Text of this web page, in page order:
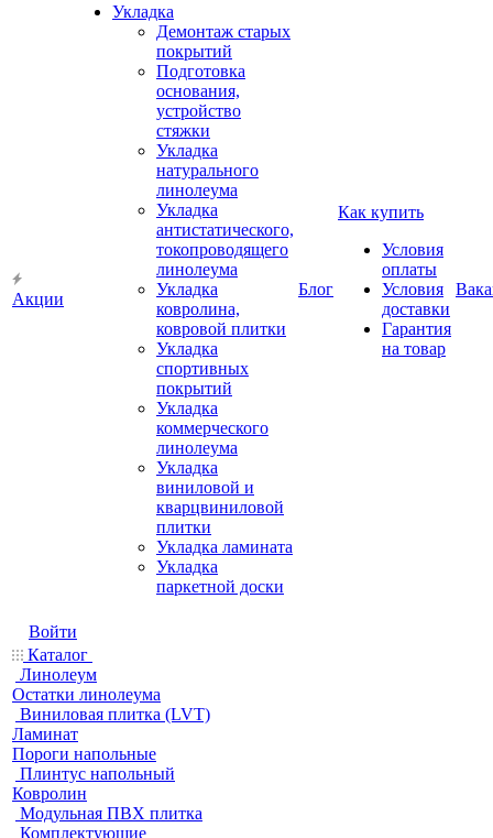
Акции
Укладка
Демонтаж старых
покрытий
Подготовка
основания,
устройство
стяжки
Укладка
натурального
линолеума
Укладка
антистатического,
токопроводящего
линолеума
Укладка
ковролина,
ковровой плитки
Укладка
спортивных
покрытий
Укладка
коммерческого
линолеума
Укладка
виниловой и
кварцвиниловой
плитки
Укладка ламината
Укладка
паркетной доски
Блог
Как купить
Условия
оплаты
Условия
доставки
Гарантия
на товар
Войти
Каталог
Линолеум
Остатки линолеума
Виниловая плитка (LVT)
Ламинат
Пороги напольные
Плинтус напольный
Ковролин
Модульная ПВХ плитка
Комплектующие